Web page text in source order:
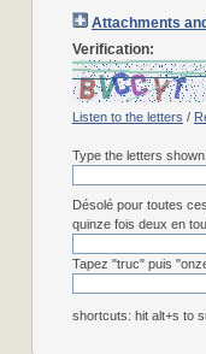
Attachments
Verification:
Listen to the letters /
Type the letters
Désolé pour toutes
quinze fois deux en
Tapez "truc" puis
shortcuts: hit alt+s to